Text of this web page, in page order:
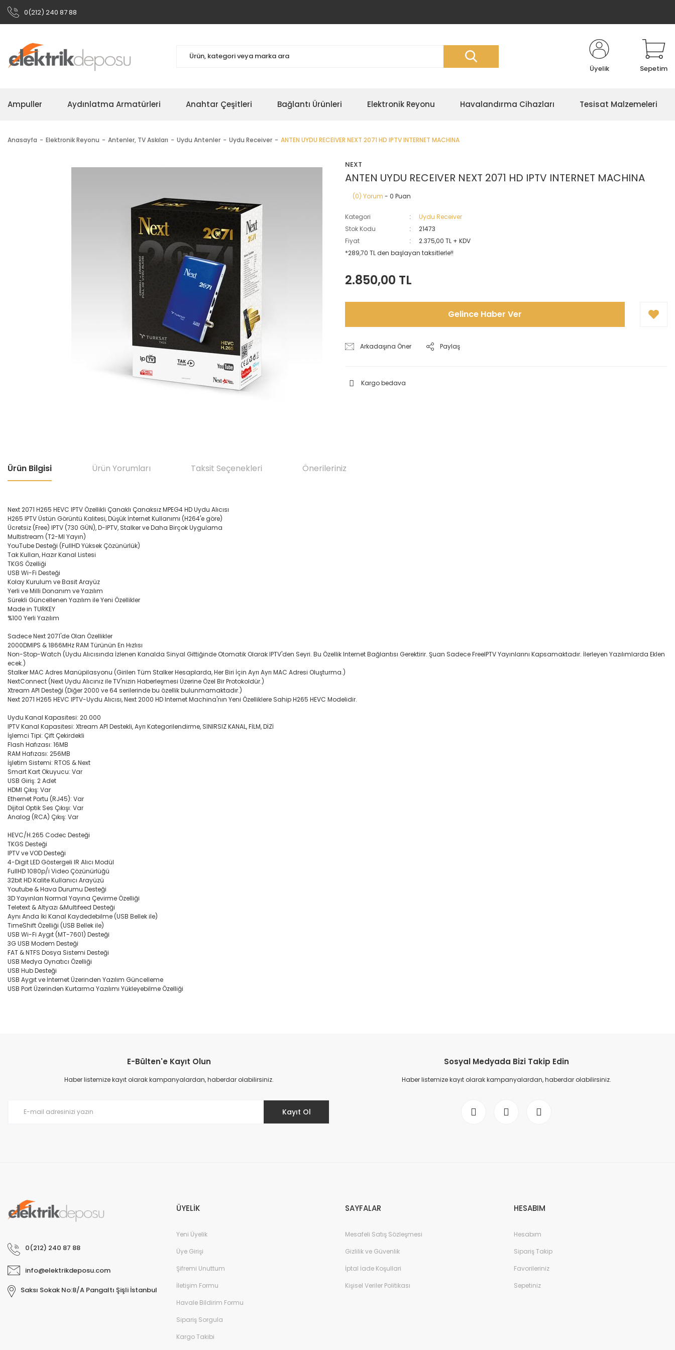
0(212) 240 87 88
Üyelik Sepetim
Ampuller Aydınlatma Armatürleri Anahtar Çeşitleri Bağlantı Ürünleri Elektronik Reyonu Havalandırma Cihazları Tesisat Malzemeleri
Anasayfa Elektronik Reyonu Antenler, TV Askıları Uydu Antenler Uydu Receiver ANTEN UYDU RECEIVER NEXT 2071 HD IPTV INTERNET MACHINA
NEXT
ANTEN UYDU RECEIVER NEXT 2071 HD IPTV INTERNET MACHINA
(0) Yorum - 0 Puan
Kategori
Uydu Receiver
Stok Kodu
21473
Fiyat
2.375,00 TL + KDV
*289,70 TL den başlayan taksitlerle!!
2.850,00 TL
Gelince Haber Ver
Arkadaşına Öner Paylaş
Kargo bedava
Ürün Bilgisi Ürün Yorumları Taksit Seçenekleri Önerileriniz
Next 2071 H265 HEVC IPTV Özellikli Çanaklı Çanaksız MPEG4 HD Uydu Alıcısı
H265 IPTV Üstün Görüntü Kalitesi, Düşük İnternet Kullanımı (H264'e göre)
Ücretsiz (Free) IPTV (730 GÜN), D-IPTV, Stalker ve Daha Birçok Uygulama
Multistream (T2-MI Yayın)
YouTube Desteği (FullHD Yüksek Çözünürlük)
Tak Kullan, Hazır Kanal Listesi
TKGS Özelliği
USB Wi-Fi Desteği
Kolay Kurulum ve Basit Arayüz
Yerli ve Milli Donanım ve Yazılım
Sürekli Güncellenen Yazılım ile Yeni Özellikler
Made in TURKEY
%100 Yerli Yazılım
Sadece Next 2071'de Olan Özellikler
2000DMIPS & 1866MHz RAM Türünün En Hızlısı
Non-Stop-Watch (Uydu Alıcısında İzlenen Kanalda Sinyal Gittiğinde Otomatik Olarak IPTV'den Seyri. Bu Özellik Internet Bağlantısı Gerektirir. Şuan Sadece FreeIPTV Yayınlarını Kapsamaktadır. İlerleyen Yazılımlarda Eklen
ecek.)
Stalker MAC Adres Manüpilasyonu (Girilen Tüm Stalker Hesaplarda, Her Biri İçin Ayrı Ayrı MAC Adresi Oluşturma.)
NextConnect (Next Uydu Alıcınız ile TV'nizin Haberleşmesi Üzerine Özel Bir Protokoldür.)
Xtream API Desteği (Diğer 2000 ve 64 serilerinde bu özellik bulunmamaktadır.)
Next 2071 H265 HEVC IPTV-Uydu Alıcısı, Next 2000 HD Internet Machina'nın Yeni Özelliklere Sahip H265 HEVC Modelidir.
Uydu Kanal Kapasitesi: 20.000
IPTV Kanal Kapasitesi: Xtream API Destekli, Ayrı Kategorilendirme, SINIRSIZ KANAL, FİLM, DİZİ
İşlemci Tipi: Çift Çekirdekli
Flash Hafızası: 16MB
RAM Hafızası: 256MB
İşletim Sistemi: RTOS & Next
Smart Kart Okuyucu: Var
USB Giriş: 2 Adet
HDMI Çıkış: Var
Ethernet Portu (RJ45): Var
Dijital Optik Ses Çıkışı: Var
Analog (RCA) Çıkış: Var
HEVC/H.265 Codec Desteği
TKGS Desteği
IPTV ve VOD Desteği
4-Digit LED Göstergeli IR Alıcı Modül
FullHD 1080p/i Video Çözünürlüğü
32bit HD Kalite Kullanıcı Arayüzü
Youtube & Hava Durumu Desteği
3D Yayınları Normal Yayına Çevirme Özelliği
Teletext & Altyazı &Multifeed Desteği
Aynı Anda İki Kanal Kaydedebilme (USB Bellek ile)
TimeShift Özelliği (USB Bellek ile)
USB Wi-Fi Aygıt (MT-7601) Desteği
3G USB Modem Desteği
FAT & NTFS Dosya Sistemi Desteği
USB Medya Oynatıcı Özelliği
USB Hub Desteği
USB Aygıt ve İnternet Üzerinden Yazılım Güncelleme
USB Port Üzerinden Kurtarma Yazılımı Yükleyebilme Özelliği
Ürün resmi kalitesiz, bozuk veya görüntülenemiyor.
Ürün açıklamasında eksik bilgiler bulunuyor.
E-Bülten'e Kayıt Olun
Haber listemize kayıt olarak kampanyalardan, haberdar olabilirsiniz.
Kayıt Ol
Sosyal Medyada Bizi Takip Edin
Haber listemize kayıt olarak kampanyalardan, haberdar olabilirsiniz.
0(212) 240 87 88
info@elektrikdeposu.com
Saksı Sokak No:8/A Pangaltı Şişli İstanbul
ÜYELİK
Yeni Üyelik
Üye Girişi
Şifremi Unuttum
İletişim Formu
Havale Bildirim Formu
Sipariş Sorgula
Kargo Takibi
SAYFALAR
Mesafeli Satış Sözleşmesi
Gizlilik ve Güvenlik
İptal İade Koşullari
Kişisel Veriler Politikası
HESABIM
Hesabım
Sipariş Takip
Favorileriniz
Sepetiniz